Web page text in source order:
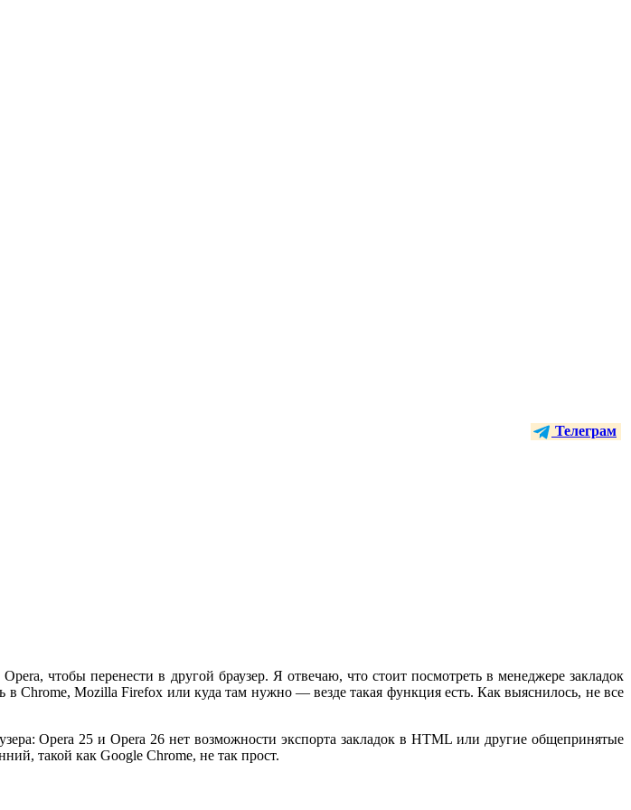
Телеграм
чтобы перенести в другой браузер. Я отвечаю, что стоит посмотреть в менеджере закладок
Mozilla Firefox или куда там нужно — везде такая функция есть. Как выяснилось, не все
Opera 25 и Opera 26 нет возможности экспорта закладок в HTML или другие общепринятые
такой как Google Chrome, не так прост.